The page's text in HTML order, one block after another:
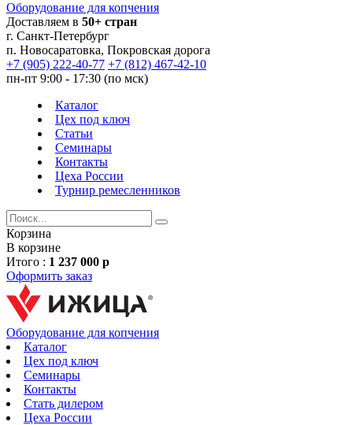
Оборудование для копчения
Доставляем в 50+ стран
г. Санкт-Петербург
п. Новосаратовка, Покровская дорога
+7 (905) 222-40-77 +7 (812) 467-42-10
пн-пт 9:00 - 17:30 (по мск)
Каталог
Цех под ключ
Статьи
Семинары
Контакты
Цеха России
Турнир ремесленников
Корзина
В корзине
Итого : 1 237 000 р
Оформить заказ
Оборудование для копчения
Каталог
Цех под ключ
Семинары
Контакты
Стать дилером
Цеха России